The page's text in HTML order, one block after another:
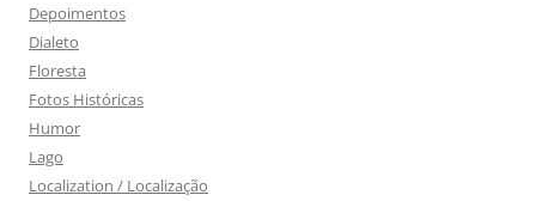
Depoimentos
Dialeto
Floresta
Fotos Históricas
Humor
Lago
Localization / Localização